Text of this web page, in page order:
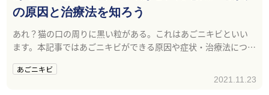
の原因と治療法を知ろう
あれ？猫の口の周りに黒い粒がある。これはあごニキビといい
ます。本記事ではあごニキビができる原因や症状・治療法につい
あごニキビ
2021.11.23